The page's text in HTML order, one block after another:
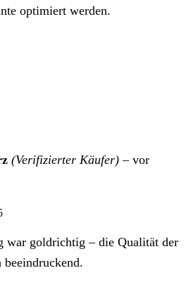
optimiert werden.
(Verifizierter Käufer) – vor
war goldrichtig – die Qualität der